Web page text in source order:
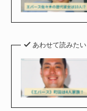
あわせて読みたい